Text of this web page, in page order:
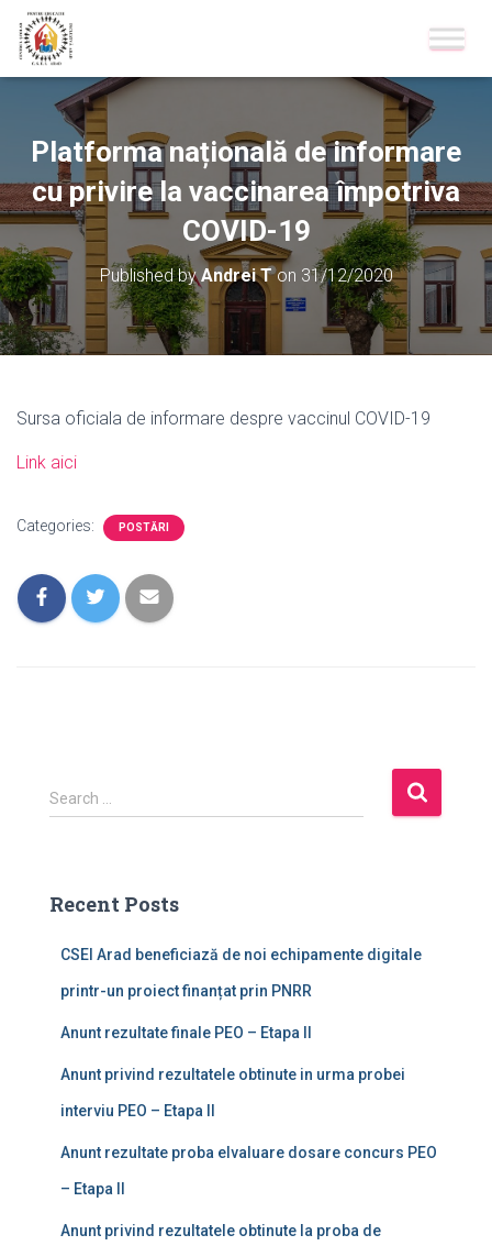
Platforma națională de informare
cu privire la vaccinarea împotriva
COVID-19
Published byAndrei Ton 31/12/2020
Sursa oficiala de informare despre vaccinul COVID-19
Link aici
Categories: POSTĂRI
S
e
h
Search …
Recent Posts
CSEI Arad beneficiază de noi echipamente digitale
printr-un proiect finanțat prin PNRR
Anunt rezultate finale PEO – Etapa II
Anunt privind rezultatele obtinute in urma probei
interviu PEO – Etapa II
Anunt rezultate proba elvaluare dosare concurs PEO
– Etapa II
Anunt privind rezultatele obtinute la proba de